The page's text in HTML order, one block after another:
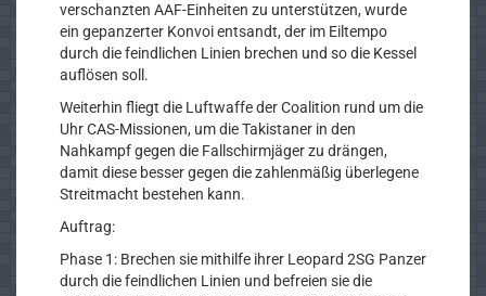
verschanzten AAF-Einheiten zu unterstützen, wurde
ein gepanzerter Konvoi entsandt, der im Eiltempo
durch die feindlichen Linien brechen und so die Kessel
auflösen soll.
Weiterhin fliegt die Luftwaffe der Coalition rund um die
Uhr CAS-Missionen, um die Takistaner in den
Nahkampf gegen die Fallschirmjäger zu drängen,
damit diese besser gegen die zahlenmäßig überlegene
Streitmacht bestehen kann.
Auftrag:
Phase 1: Brechen sie mithilfe ihrer Leopard 2SG Panzer
durch die feindlichen Linien und befreien sie die